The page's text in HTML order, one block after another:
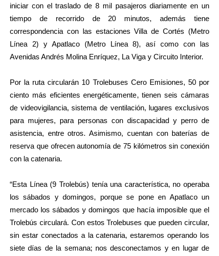
iniciar con el traslado de 8 mil pasajeros diariamente en un
tiempo de recorrido de 20 minutos, además tiene
correspondencia con las estaciones Villa de Cortés (Metro
Línea 2) y Apatlaco (Metro Línea 8), así como con las
Avenidas Andrés Molina Enríquez, La Viga y Circuito Interior.
Por la ruta circularán 10 Trolebuses Cero Emisiones, 50 por
ciento más eficientes energéticamente, tienen seis cámaras
de videovigilancia, sistema de ventilación, lugares exclusivos
para mujeres, para personas con discapacidad y perro de
asistencia, entre otros. Asimismo, cuentan con baterías de
reserva que ofrecen autonomía de 75 kilómetros sin conexión
con la catenaria.
“Esta Línea (9 Trolebús) tenía una característica, no operaba
los sábados y domingos, porque se pone en Apatlaco un
mercado los sábados y domingos que hacía imposible que el
Trolebús circulará. Con estos Trolebuses que pueden circular,
sin estar conectados a la catenaria, estaremos operando los
siete días de la semana; nos desconectamos y en lugar de